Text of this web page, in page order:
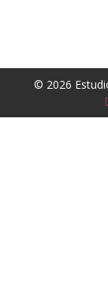
© 2026